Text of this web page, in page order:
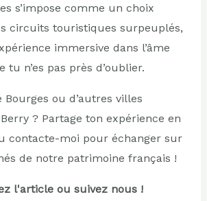
s’impose comme un choix
circuits touristiques surpeuplés,
immersive dans l’âme
tu n’es pas près d’oublier.
ou d’autres villes
? Partage ton expérience en
contacte-moi pour échanger sur
de notre patrimoine français !
l'article ou suivez nous !